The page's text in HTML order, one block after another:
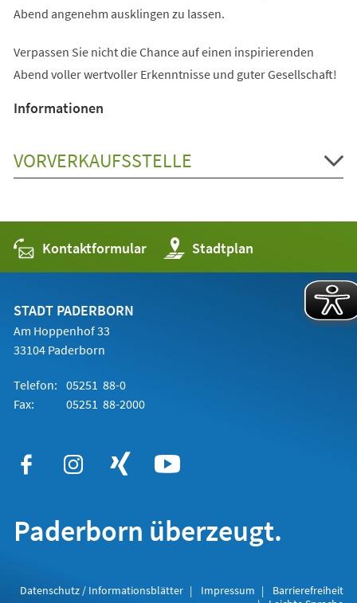
Abend angenehm ausklingen zu lassen.
Verpassen Sie nicht die Chance auf einen inspirierenden
Abend voller wertvoller Erkenntnisse und guter Gesellschaft!
Informationen
VORVERKAUFSSTELLE
Kontaktformular Stadtplan
(Öffnet
in
einem
STADT PADERBORN
Am Hoppenhof 33
33104 Paderborn
Telefon: 05251 88-0
Fax:
05251 88-2000
Paderborn überzeugt.
Datenschutz / Informationsblätter Impressum
Barrierefreiheit